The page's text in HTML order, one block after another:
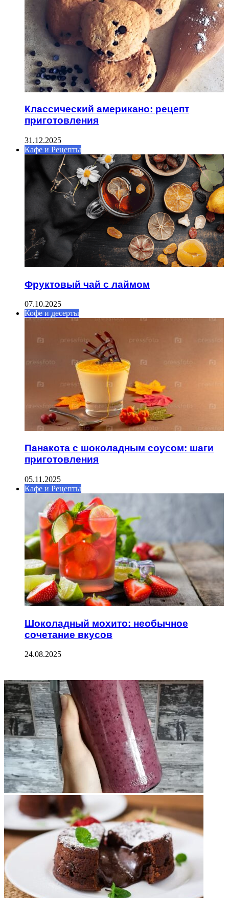
Классический американо: рецепт
приготовления
31.12.2025
Кафе и Рецепты
Фруктовый чай с лаймом
07.10.2025
Кофе и десерты
Панакота с шоколадным соусом: шаги
приготовления
05.11.2025
Кафе и Рецепты
Шоколадный мохито: необычное
сочетание вкусов
24.08.2025